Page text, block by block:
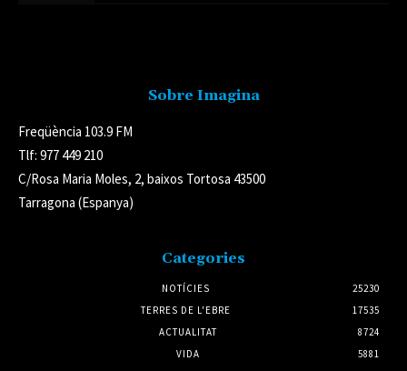
Sobre Imagina
Freqüència 103.9 FM
Tlf: 977 449 210
C/Rosa Maria Moles, 2, baixos Tortosa 43500
Tarragona (Espanya)
Categories
NOTÍCIES
25230
TERRES DE L'EBRE
17535
ACTUALITAT
8724
VIDA
5881